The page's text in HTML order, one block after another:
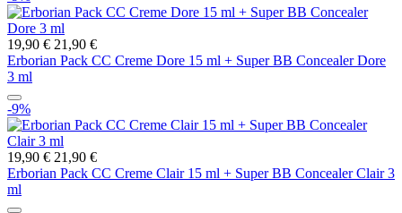
19,90 € 21,90 €
Erborian Pack CC Creme Dore 15 ml + Super BB Concealer Dore
3 ml
-9%
19,90 € 21,90 €
Erborian Pack CC Creme Clair 15 ml + Super BB Concealer Clair 3
ml